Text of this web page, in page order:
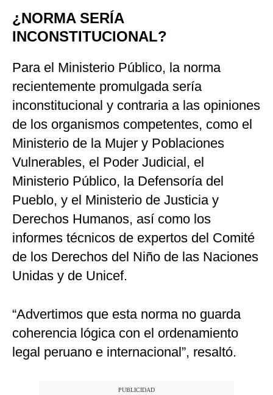
¿NORMA SERÍA
INCONSTITUCIONAL?
Para el Ministerio Público, la norma
recientemente promulgada sería
inconstitucional y contraria a las opiniones
de los organismos competentes, como el
Ministerio de la Mujer y Poblaciones
Vulnerables, el Poder Judicial, el
Ministerio Público, la Defensoría del
Pueblo, y el Ministerio de Justicia y
Derechos Humanos, así como los
informes técnicos de expertos del Comité
de los Derechos del Niño de las Naciones
Unidas y de Unicef.
“Advertimos que esta norma no guarda
coherencia lógica con el ordenamiento
legal peruano e internacional”, resaltó.